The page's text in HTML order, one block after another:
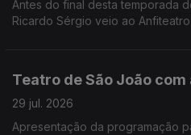
Antes do final desta temporada
Ricardo Sérgio veio ao
Teatro de São João
29 jul. 2026
Apresentação da programação